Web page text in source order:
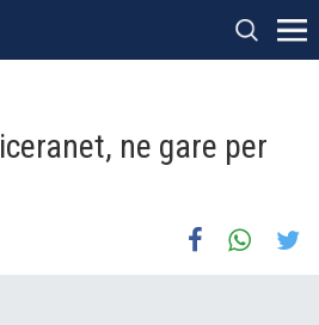
ne gare per